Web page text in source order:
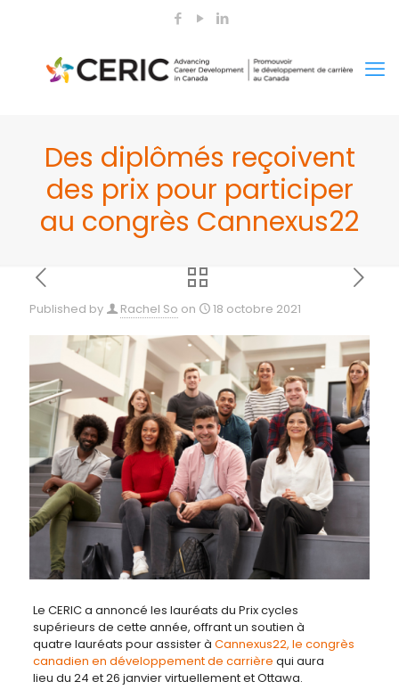
Des diplômés reçoivent
des prix pour participer
au congrès Cannexus22
Published by Rachel So on 18 octobre 2021
Le CERIC a annoncé les lauréats du Prix cycles
supérieurs de cette année, offrant un soutien à
quatre lauréats pour assister à Cannexus22, le congrès
canadien en développement de carrière qui aura
lieu du 24 et 26 janvier virtuellement et Ottawa.